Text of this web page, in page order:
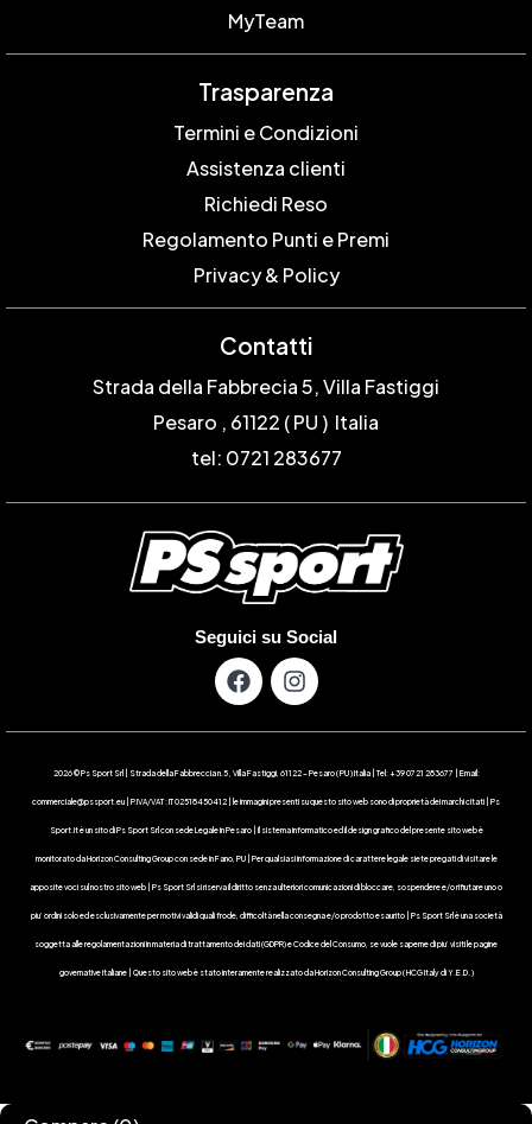
MyTeam
Trasparenza
Termini e Condizioni
Assistenza clienti
Richiedi Reso
Regolamento Punti e Premi
Privacy & Policy
Contatti
Strada della Fabbrecia 5, Villa Fastiggi
Pesaro , 61122 ( PU ) Italia
tel: 0721 283677
Seguici su Social
2026 © Ps Sport Srl | Strada della Fabbreccia n.5 , Villa Fastiggi, 61122 – Pesaro ( PU ) Italia | Tel: +39 0721 283677 | Email:
commerciale@pssport.eu | P.IVA/VAT : IT 02518450412 | le immagini presenti su questo sito web sono di proprietà dei marchi citati | Ps
Sport.it è un sito di Ps Sport Srl con sede Legale in Pesaro | Il sistema informatico ed il design grafico del presente sito web è
monitorato da Horizon Consulting Group con sede in Fano, PU | Per qualsiasi informazione di carattere legale siete pregati di visitare le
apposite voci sul nostro sito web | Ps Sport Srl si riserva il diritto senza ulteriori comunicazioni di bloccare, sospendere e/o rifiutare uno o
piu’ ordini solo ed esclusivamente per motivi validi quali frode, difficoltà nella consegna e/o prodotto esaurito | Ps Sport Srl è una società
soggetta alle regolamentazioni in materia di trattamento dei dati (GDPR) e Codice del Consumo, se vuole saperne di piu’ visiti le pagine
governative italiane | Questo sito web è stato interamente realizzato da Horizon Consulting Group ( HCG Italy di Y.E.D. )